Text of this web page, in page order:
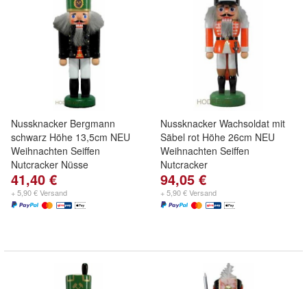
Nussknacker Bergmann
schwarz Höhe 13,5cm NEU
Weihnachten Seiffen
Nutcracker Nüsse
41,40 €
+ 5,90 € Versand
Nussknacker Wachsoldat mit
Säbel rot Höhe 26cm NEU
Weihnachten Seiffen
Nutcracker
94,05 €
+ 5,90 € Versand